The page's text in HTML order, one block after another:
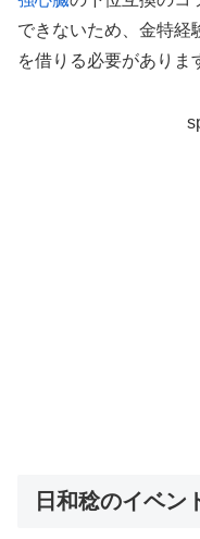
できないため、金特経
を借りる必要がありま
日和稔のイベン